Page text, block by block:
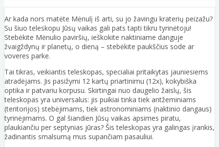
Ar kada nors matėte Mėnulį iš arti, su jo žavingu kraterių peizažu?
Su šiuo teleskopu Jūsų vaikas gali pats tapti tikru tyrinėtoju!
Stebėkite Mėnulio paviršių, ieškokite naktiniame danguje
žvaigždynų ir planetų, o dieną – stebėkite paukščius sode ar
voveres parke.
Tai tikras, veikiantis teleskopas, specialiai pritaikytas jauniesiems
atradėjams. Jis pasižymi 12 kartų priartinimu (12x), kokybiška
optika ir patvariu korpusu. Skirtingai nuo daugelio žaislų, šis
teleskopas yra universalus: jis puikiai tinka tiek antžeminiams
(teritorijos) stebėjimams, tiek astronominiams (naktinio dangaus)
tyrinėjimams. O gal šiandien Jūsų vaikas apsimes piratu,
plaukiančiu per septynias jūras? Šis teleskopas yra galingas įrankis,
žadinantis smalsumą mus supančiam pasauliui.